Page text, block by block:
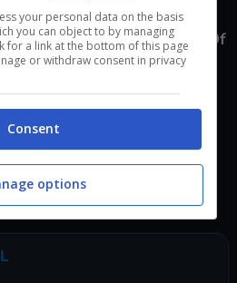
nel tempo e rarefatta;
JourneyoThe Legend Of
Wildche concentrano le
lasciando all’ambient
sporco da fare
del video
your personal data on the basis
you can object to by managing
for a link at the bottom of this page
or withdraw consent in privacy
Consent
options